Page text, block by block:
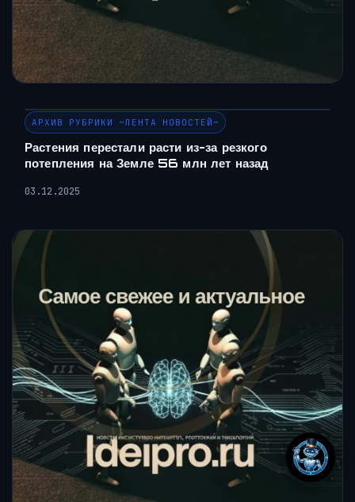
АРХИВ РУБРИКИ ~ЛЕНТА НОВОСТЕЙ~
Растения перестали расти из-за резкого
потепления на Земле 56 млн лет назад
03.12.2025